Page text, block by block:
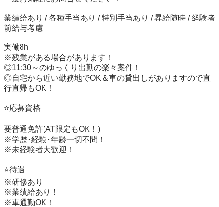
業績給あり / 各種手当あり / 特別手当あり / 昇給随時 / 経験者
前給与考慮
実働8h
※残業がある場合があります！
◎11:30～のゆっくり出勤の楽々案件！
◎自宅から近い勤務地でOK＆車の貸出しがありますので直
行直帰もOK！
⭐️応募資格
要普通免許(AT限定もOK！)
※学歴･経験･年齢一切不問！
※未経験者大歓迎！
⭐️待遇
※研修あり
※業績給あり！
※車通勤OK！